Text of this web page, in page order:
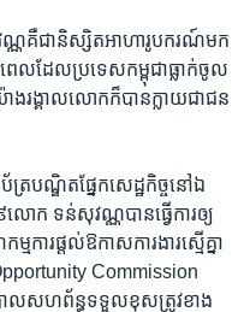
ណ​គឺ​ជា​និស្សិត​អាហារូបករណ៍​មក​
ល​ដែល​ប្រទេស​កម្ពុជា​ធ្លាក់​ចូល​
ង​រង្គាល​លោក​ក៏បាន​ក្លាយ​ជា​ជន​
បណ្ឌិត​ផ្នែក​សេដ្ឋកិច្ច​នៅ​ឯ​
ក​ ទន់​សុវណ្ណ​បាន​ធ្វើការ​ឲ្យ​
ការ​ផ្តល់​ឱកាស​ការងារ​ស្មើ​គ្នា​
Commission
បាល​សហព័ន្ធ​ទទួល​ខុស​ត្រូវ​ខាង​